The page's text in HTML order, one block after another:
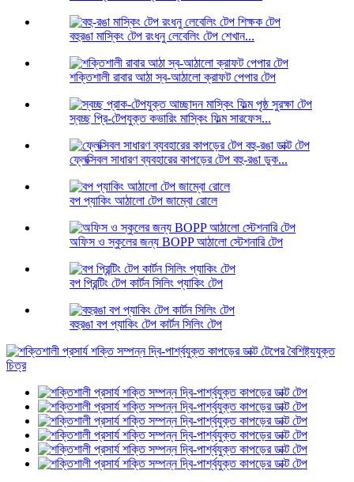
বহুরঙা মাস্কিং টেপ রংধনু লেবেলিং টেপ শেখান...
শক্তিশালী রাবার আঠা স্ব-আঠালো ক্রাফট পেপার টেপ
স্বচ্ছ প্রি-টেপযুক্ত কভারিং মাস্কিং ফিল্ম সারফেস...
ফ্লেক্সিবল সাধারণ ব্যবহারের কাপড়ের টেপ বহু-রঙা ডুক...
বপ প্যাকিং আঠালো টেপ জাম্বো রোলে
অফিস ও স্কুলের জন্য BOPP আঠালো স্টেশনারি টেপ
বপ প্রিন্টিং টেপ কার্টন সিলিং প্যাকিং টেপ
বহুরঙা বপ প্যাকিং টেপ কার্টন সিলিং টেপ